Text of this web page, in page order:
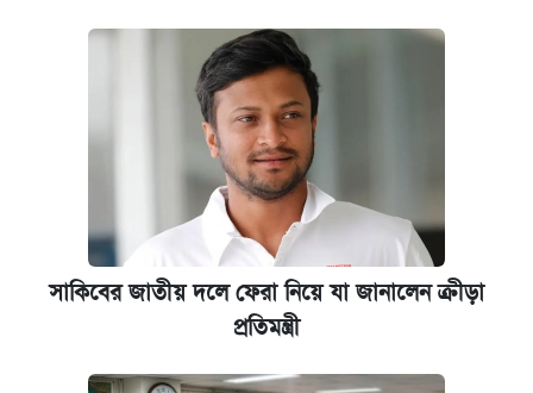
সাকিবের জাতীয় দলে ফেরা নিয়ে যা জানালেন ক্রীড়া
প্রতিমন্ত্রী